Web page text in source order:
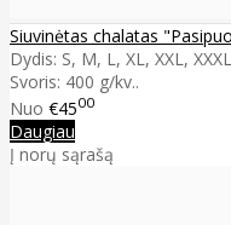
Siuvinėtas chalatas
Dydis: S, M, L, XL, XXL,
Svoris: 400 g/kv..
Nuo €4500
Daugiau
Į norų sąrašą